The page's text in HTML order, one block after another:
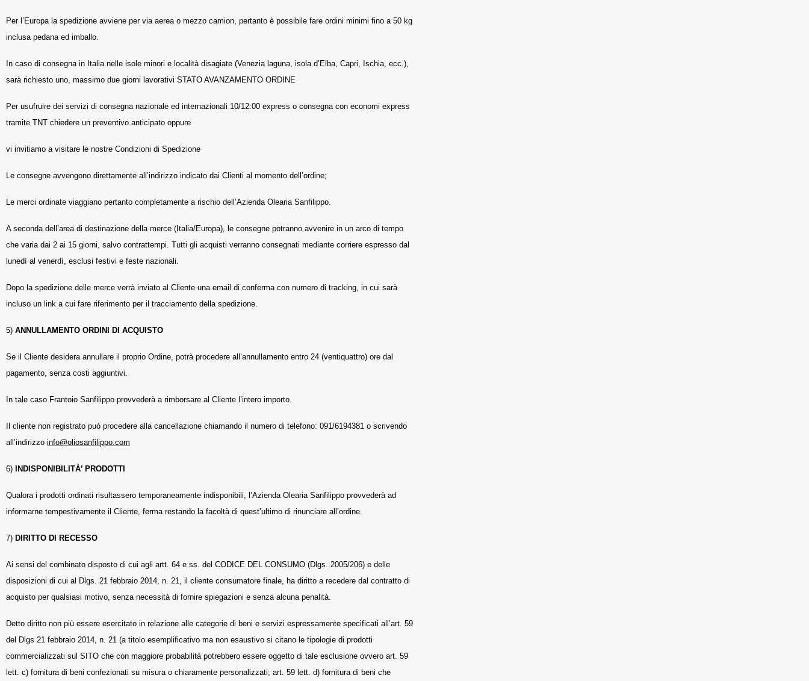
Per l’Europa la spedizione avviene per via aerea o mezzo camion, pertanto è possibile fare ordini minimi fino a 50 kg
inclusa pedana ed imballo.
In caso di consegna in Italia nelle isole minori e località disagiate (Venezia laguna, isola d’Elba, Capri, Ischia, ecc.),
sarà richiesto uno, massimo due giorni lavorativi STATO AVANZAMENTO ORDINE
Per usufruire dei servizi di consegna nazionale ed internazionali 10/12:00 express o consegna con economi express
tramite TNT chiedere un preventivo anticipato oppure
vi invitiamo a visitare le nostre Condizioni di Spedizione
Le consegne avvengono direttamente all’indirizzo indicato dai Clienti al momento dell’ordine;
Le merci ordinate viaggiano pertanto completamente a rischio dell’Azienda Olearia Sanfilippo.
A seconda dell’area di destinazione della merce (Italia/Europa), le consegne potranno avvenire in un arco di tempo
che varia dai 2 ai 15 giorni, salvo contrattempi. Tutti gli acquisti verranno consegnati mediante corriere espresso dal
lunedì al venerdì, esclusi festivi e feste nazionali.
Dopo la spedizione delle merce verrà inviato al Cliente una email di conferma con numero di tracking, in cui sarà
incluso un link a cui fare riferimento per il tracciamento della spedizione.
5) ANNULLAMENTO ORDINI DI ACQUISTO
Se il Cliente desidera annullare il proprio Ordine, potrà procedere all’annullamento entro 24 (ventiquattro) ore dal
pagamento, senza costi aggiuntivi.
In tale caso Frantoio Sanfilippo provvederà a rimborsare al Cliente l’intero importo.
Il cliente non registrato può procedere alla cancellazione chiamando il numero di telefono: 091/6194381 o scrivendo
all’indirizzo info@oliosanfilippo.com
6) INDISPONIBILITÀ’ PRODOTTI
Qualora i prodotti ordinati risultassero temporaneamente indisponibili, l’Azienda Olearia Sanfilippo provvederà ad
informarne tempestivamente il Cliente, ferma restando la facoltà di quest’ultimo di rinunciare all’ordine.
7) DIRITTO DI RECESSO
Ai sensi del combinato disposto di cui agli artt. 64 e ss. del CODICE DEL CONSUMO (Dlgs. 2005/206) e delle
disposizioni di cui al Dlgs. 21 febbraio 2014, n. 21, il cliente consumatore finale, ha diritto a recedere dal contratto di
acquisto per qualsiasi motivo, senza necessità di fornire spiegazioni e senza alcuna penalità.
Detto diritto non più essere esercitato in relazione alle categorie di beni e servizi espressamente specificati all’art. 59
del Dlgs 21 febbraio 2014, n. 21 (a titolo esemplificativo ma non esaustivo si citano le tipologie di prodotti
commercializzati sul SITO che con maggiore probabilità potrebbero essere oggetto di tale esclusione ovvero art. 59
lett. c) fornitura di beni confezionati su misura o chiaramente personalizzati; art. 59 lett. d) fornitura di beni che